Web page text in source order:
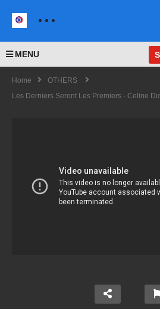
MENU
Home
OTHERS
Les Derniers Seront Les Premiers - Celine